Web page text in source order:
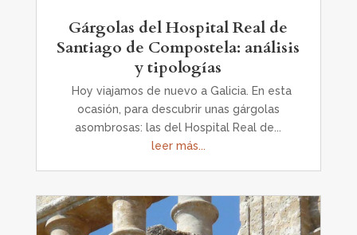
Gárgolas del Hospital Real de
Santiago de Compostela: análisis
y tipologías
Hoy viajamos de nuevo a Galicia. En esta
ocasión, para descubrir unas gárgolas
asombrosas: las del Hospital Real de...
leer más...